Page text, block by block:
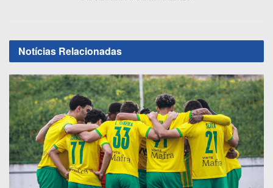
Notícias Relacionadas